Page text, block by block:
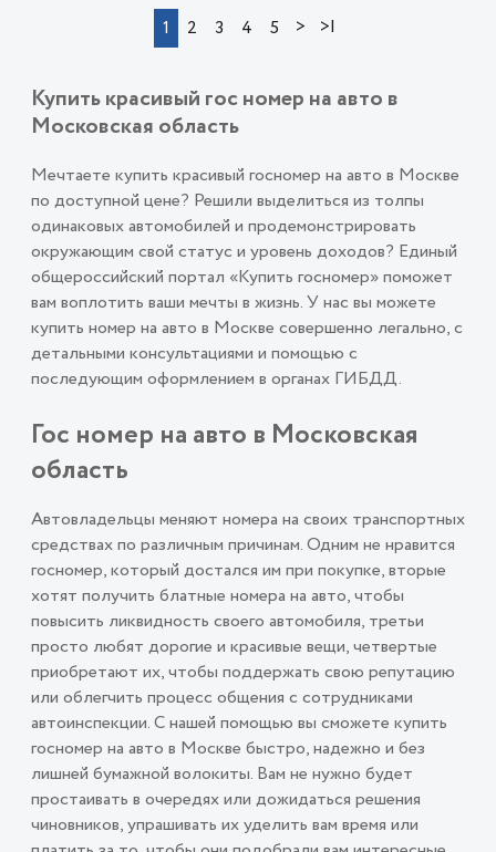
1 2 3 4 5 > >|
Купить красивый гос номер на авто в
Московская область
Мечтаете купить красивый госномер на авто в Москве
по доступной цене? Решили выделиться из толпы
одинаковых автомобилей и продемонстрировать
окружающим свой статус и уровень доходов? Единый
общероссийский портал «Купить госномер» поможет
вам воплотить ваши мечты в жизнь. У нас вы можете
купить номер на авто в Москве совершенно легально, с
детальными консультациями и помощью с
последующим оформлением в органах ГИБДД.
Гос номер на авто в Московская
область
Автовладельцы меняют номера на своих транспортных
средствах по различным причинам. Одним не нравится
госномер, который достался им при покупке, вторые
хотят получить блатные номера на авто, чтобы
повысить ликвидность своего автомобиля, третьи
просто любят дорогие и красивые вещи, четвертые
приобретают их, чтобы поддержать свою репутацию
или облегчить процесс общения с сотрудниками
автоинспекции. С нашей помощью вы сможете купить
госномер на авто в Москве быстро, надежно и без
лишней бумажной волокиты. Вам не нужно будет
простаивать в очередях или дожидаться решения
чиновников, упрашивать их уделить вам время или